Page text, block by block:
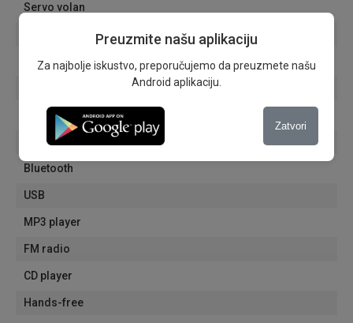
Servo volan
Dnevna svetla
Električni retrovizori
Električni podizači
Bluetooth
USB
MP3 player
FM radio
CD player
Hands-free
Preuzmite našu aplikaciju
Za najbolje iskustvo, preporučujemo da preuzmete našu
Android aplikaciju.
Zatvori